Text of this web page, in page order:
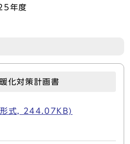
年度
化対策計画書
形式, 244.07KB)